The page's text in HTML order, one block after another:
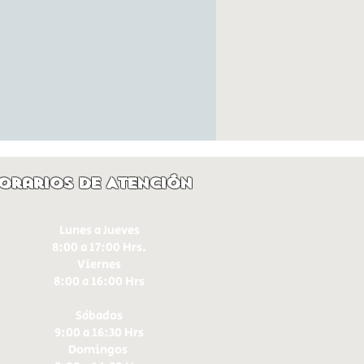
de Atención
Lunes a Jueves
8:00 a 17:00 Hrs.
Viernes
8:00 a 16:00 Hrs​
Sábados
9:00 a 16:30 Hrs
Domingos